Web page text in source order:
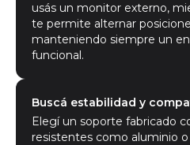
usás un monitor externo,
te permite alternar
manteniendo siempre un
funcional.
Buscá estabilidad y
Elegí un soporte fabricado
resistentes como aluminio